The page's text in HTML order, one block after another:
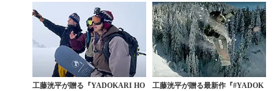
工藤洸平が贈る『YADOKARI HO
工藤洸平が贈る最新作『#YADOK